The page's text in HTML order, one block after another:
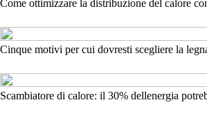
Come ottimizzare la distribuzione del calore
Cinque motivi per cui dovresti scegliere la
Scambiatore di calore: il 30% dellenergia